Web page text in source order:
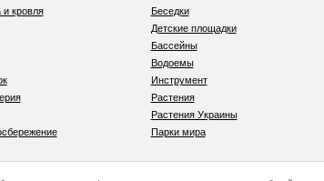
кровля
Беседки
Детские площадки
Бассейны
Водоемы
Инструмент
Растения
Растения Украины
Парки мира